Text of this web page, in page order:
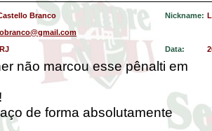
Branco Nickname:
Data:
não marcou esse pênalti em
de forma absolutamente